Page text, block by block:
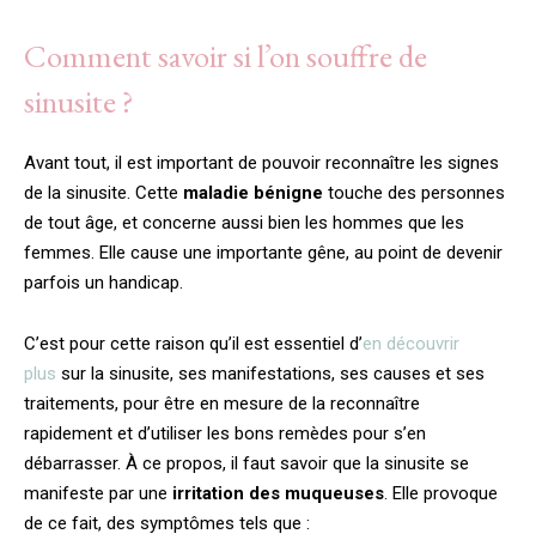
Comment savoir si l’on souffre de
sinusite ?
Avant tout, il est important de pouvoir reconnaître les signes
de la sinusite. Cette maladie bénigne touche des personnes
de tout âge, et concerne aussi bien les hommes que les
femmes. Elle cause une importante gêne, au point de devenir
parfois un handicap.
C’est pour cette raison qu’il est essentiel d’en découvrir
plus sur la sinusite, ses manifestations, ses causes et ses
traitements, pour être en mesure de la reconnaître
rapidement et d’utiliser les bons remèdes pour s’en
débarrasser. À ce propos, il faut savoir que la sinusite se
manifeste par une irritation des muqueuses. Elle provoque
de ce fait, des symptômes tels que :